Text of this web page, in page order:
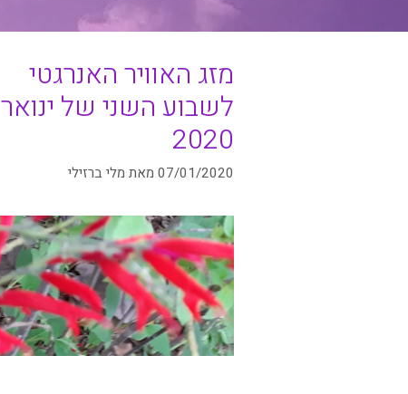
מזג האוויר האנרגטי
לשבוע השני של ינואר
2020
07/01/2020 מאת מלי ברזילי